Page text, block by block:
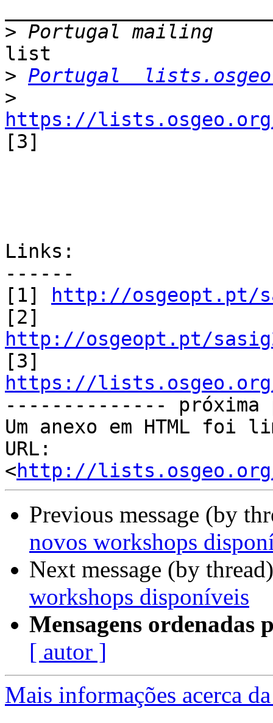
>
list
> Portugal
>
https://
[3]
Links:
------
[1]
http://osgeopt.pt/
http://osgeopt.pt/
https://
--------------
Um anexo em HTML foi
URL:
<http://lists.osgeo.org/
Previous message (by
novos workshops
Next message (by
workshops disponíveis
Mensagens ordenadas
[ autor ]
Mais informações acerca